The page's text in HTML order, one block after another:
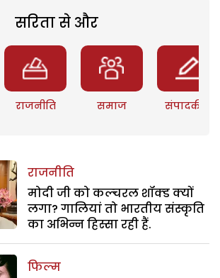
सरिता से और
राजनीति समाज संपादकीय
राजनीति
मोदी जी को कल्चरल शॉक्ड क्यों
लगा? गालियां तो भारतीय संस्कृति
का अभिन्न हिस्सा रही हैं.
फिल्म